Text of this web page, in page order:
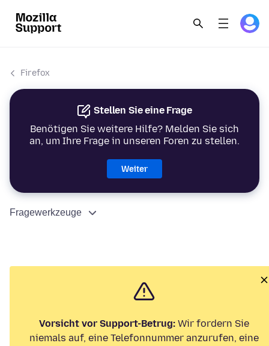
Firefox
Stellen Sie eine Frage
Benötigen Sie weitere Hilfe? Melden Sie sich
an, um Ihre Frage in unseren Foren zu stellen.
Weiter
Fragewerkzeuge
Vorsicht vor Support-Betrug: Wir fordern Sie
niemals auf, eine Telefonnummer anzurufen, eine